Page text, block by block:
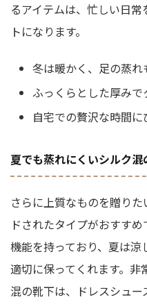
るアイテムは、忙しい日
トになります。
冬は暖かく、足の蒸れ
ふっくらとした厚み
自宅での贅沢な時間に
夏でも蒸れにくいシルク
さらに上質なものを贈り
ドされたタイプがおすす
機能を持っており、夏は
適切に保ってくれます。
混の靴下は、ドレスシュ